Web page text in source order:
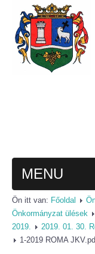
MENU
FŐOLDAL
A
Ön itt van: Főoldal
Önkormányzat ülések
2019.
2019. 01. 30.
1-2019 ROMA